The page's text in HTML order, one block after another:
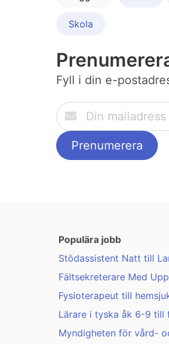
Skola
Fyll i din e-
Populära jobb
Stödassistent Natt till
Fältsekreterare Med
Fysioterapeut till
Lärare i tyska åk 6-9 till
Myndigheten för vård-